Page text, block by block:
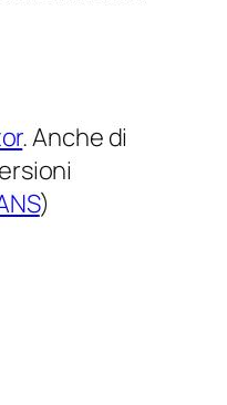
. Anche di
)